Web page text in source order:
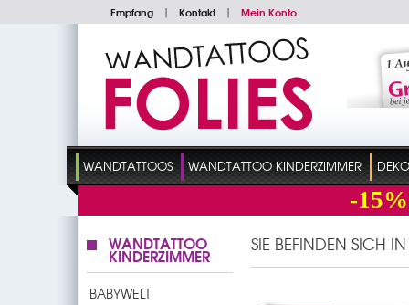
Empfang | Kontakt | Mein Konto
WANDTATTOOS WANDTATTOO KINDERZIMMER
-15%
WANDTATTOO
KINDERZIMMER
BABYWELT
SIE BEFINDEN SICH